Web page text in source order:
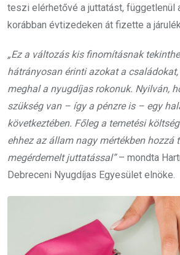
teszi elérhetővé a juttatást, függetlenül
korábban évtizedeken át fizette a
„Ez a változás kis finomításnak
hátrányosan érinti azokat a
meghal a nyugdíjas rokonuk. Nyilván,
szükség van – így a pénzre is – egy
következtében. Főleg a temetési
ehhez az állam nagy mértékben hozzá
megérdemelt juttatással”– mondta
Debreceni Nyugdíjas Egyesület elnöke.